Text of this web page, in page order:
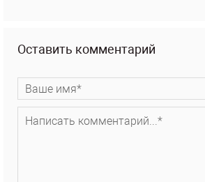
Оставить комментарий